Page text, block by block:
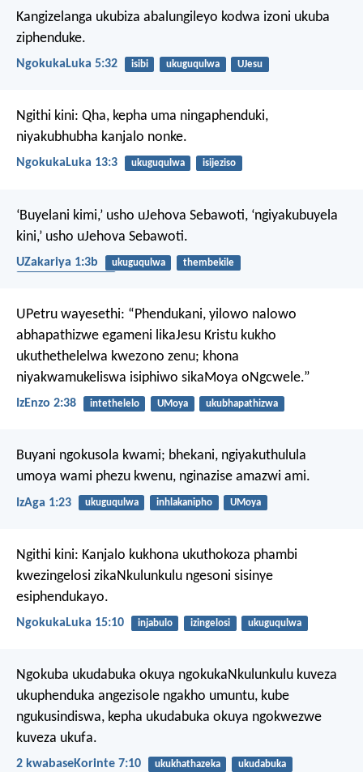
Kangizelanga ukubiza abalungileyo kodwa izoni ukuba
ziphenduke.
NgokukaLuka 5:32 isibi ukuguqulwa UJesu
Ngithi kini: Qha, kepha uma ningaphenduki,
niyakubhubha kanjalo nonke.
NgokukaLuka 13:3 ukuguqulwa isijeziso
‘Buyelani kimi,’ usho uJehova Sebawoti, ‘ngiyakubuyela
kini,’ usho uJehova Sebawoti.
UZakariya 1:3b ukuguqulwa
thembekile
UPetru wayesethi: “Phendukani, yilowo nalowo
abhapathizwe egameni likaJesu Kristu kukho
ukuthethelelwa kwezono zenu; khona
niyakwamukeliswa isiphiwo sikaMoya oNgcwele.”
IzEnzo 2:38 intethelelo UMoya ukubhapathizwa
Buyani ngokusola kwami; bhekani, ngiyakuthulula
umoya wami phezu kwenu, nginazise amazwi ami.
IzAga 1:23 ukuguqulwa inhlakanipho UMoya
Ngithi kini: Kanjalo kukhona ukuthokoza phambi
kwezingelosi zikaNkulunkulu ngesoni sisinye
esiphendukayo.
NgokukaLuka 15:10 injabulo izingelosi ukuguqulwa
Ngokuba ukudabuka okuya ngokukaNkulunkulu kuveza
ukuphenduka angezisole ngakho umuntu, kube
ngukusindiswa, kepha ukudabuka okuya ngokwezwe
kuveza ukufa.
2 kwabaseKorinte 7:10 ukukhathazeka
ukudabuka